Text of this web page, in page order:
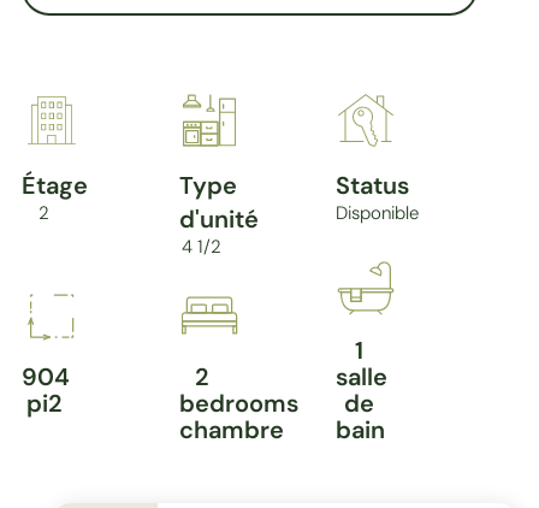
Étage
2
Type
d'unité
4 1/2
Status
Disponible
904
pi2
2
bedrooms
chambre
1
salle
de
bain